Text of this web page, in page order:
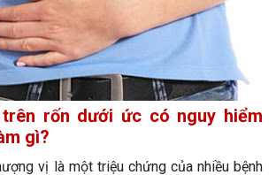
rốn dưới ức có nguy hiểm
gì?
vị là một triệu chứng của nhiều bệnh